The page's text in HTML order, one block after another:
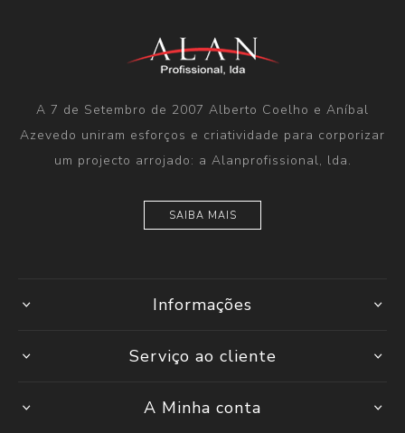
A 7 de Setembro de 2007 Alberto Coelho e Aníbal
Azevedo uniram esforços e criatividade para corporizar
um projecto arrojado: a Alanprofissional, lda.
SAIBA MAIS
Informações
Serviço ao cliente
A Minha conta